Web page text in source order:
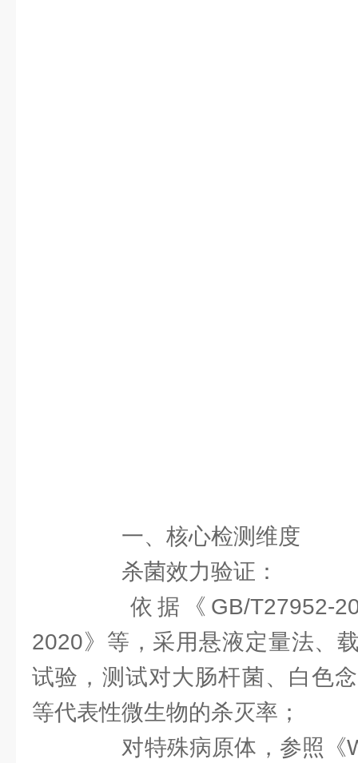
一、核心检测维度
杀菌效力验证：
依据《GB/T27952-
2020》等，采用悬液定量法、
试验，测试对大肠杆菌、白色
等代表性微生物的杀灭率；
对特殊病原体，参照《